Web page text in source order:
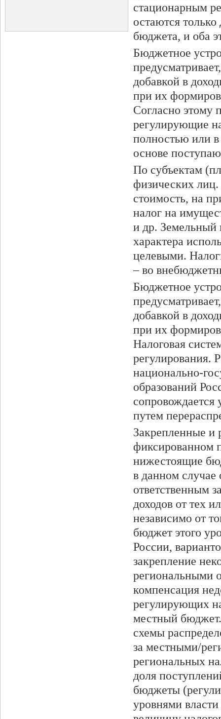
стационарным
остаются
бюджета, и оба
Бюджетное
добавкой в
при их
Согласно этому
регулирующие
полностью или
основе
По субъектам
физических лиц.
стоимость, на
налог на
и др. Земельный
характера
целевыми.
– во
Бюджетное
добавкой в
при их
Налоговая
регулирования.
национально-
образований
путем
Закрепленные и
фиксированном
нижестоящие
в данном случае
ответственным
доходов от тех
независимо от
бюджет этого
России,
закрепление
региональными
компенсация
регулирующих
местный
схемы
за местными/
региональных
доля
бюджеты
уровнями